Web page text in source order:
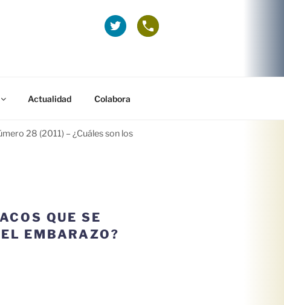
La
Fundación
ventana
Teléfonos
Actualidad Colabora
28 (2011) – ¿Cuáles son los
QUE SE
EMBARAZO?